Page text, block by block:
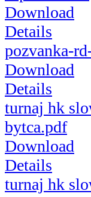
Download
Details
pozvanka-
Download
Details
turnaj hk
bytca.pdf
Download
Details
turnaj hk